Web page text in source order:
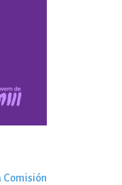
Comisión